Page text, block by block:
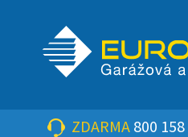
ZDARMA 800